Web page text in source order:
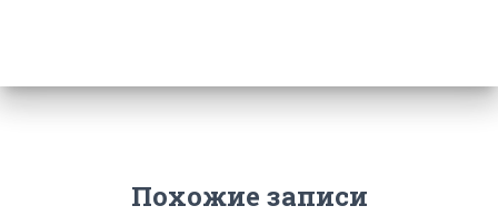
Похожие записи